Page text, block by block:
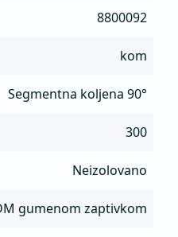
8800092
kom
Segmentna koljena 90°
300
Neizolovano
gumenom zaptivkom